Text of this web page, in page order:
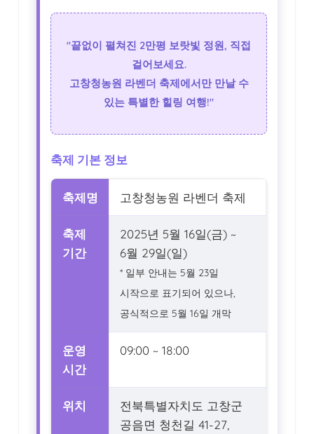
"끝없이 펼쳐진 2만평 보랏빛 정원, 직접
걸어보세요.
고창청농원 라벤더 축제에서만 만날 수
있는 특별한 힐링 여행!"
축제 기본 정보
축제명 고창청농원 라벤더 축제
축제
기간
2025년 5월 16일(금) ~
6월 29일(일)
* 일부 안내는 5월 23일
시작으로 표기되어 있으나,
공식적으로 5월 16일 개막
운영
시간
09:00 ~ 18:00
위치
전북특별자치도 고창군
공음면 청천길 41-27,